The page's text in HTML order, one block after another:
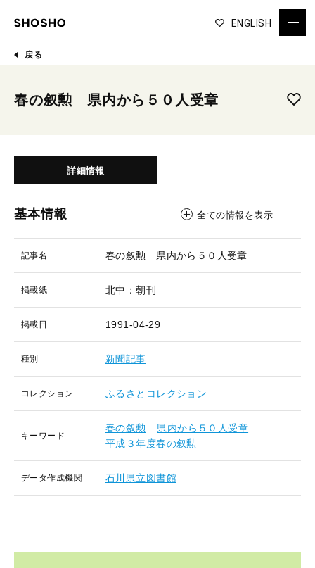
ENGLISH
戻る
春の叙勲 県内から５０人受章
詳細情報
基本情報 全ての情報を表示
記事名 春の叙勲 県内から５０人受章
掲載紙 北中：朝刊
掲載日 1991-04-29
種別 新聞記事
コレクション ふるさとコレクション
キーワード
春の叙勲
県内から５０人受章
平成３年度春の叙勲
データ作成機関 石川県立図書館